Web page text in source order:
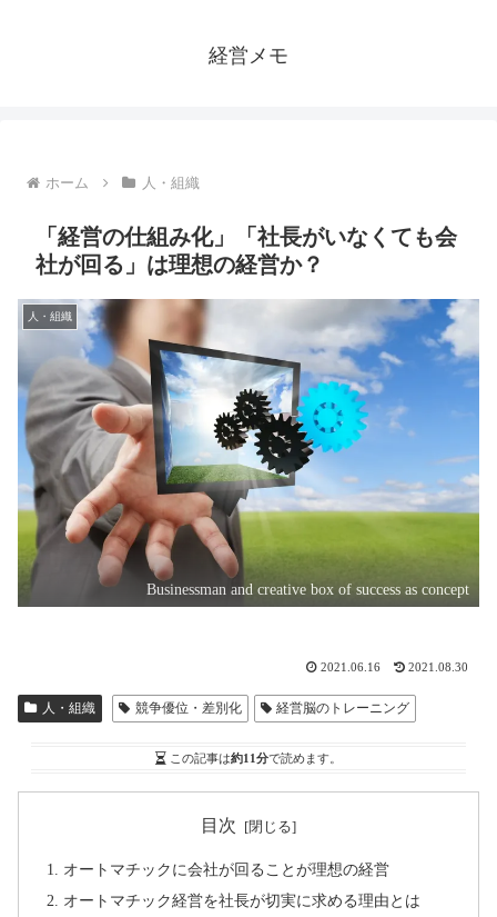
経営メモ
ホーム 人・組織
「経営の仕組み化」「社長がいなくても会
社が回る」は理想の経営か？
人・組織
Businessman and creative box of success as concept
2021.06.16 2021.08.30
人・組織 競争優位・差別化 経営脳のトレーニング
この記事は約11分で読めます。
目次
オートマチックに会社が回ることが理想の経営
オートマチック経営を社長が切実に求める理由とは